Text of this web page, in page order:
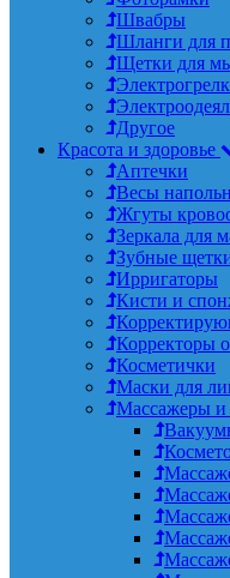
Швабры
Шланги для
Щетки для
Другое
Красота и здоровье
Аптечки
Весы
Жгуты
Зеркала для
Зубные
Ирригаторы
Кисти и
Корректоры
Косметички
Маски для
Массажеры и